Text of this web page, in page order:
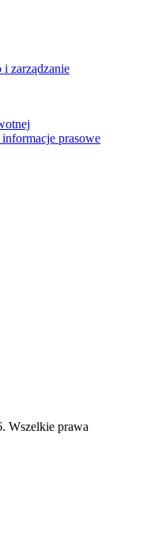
i zarządzanie
prasowe
Wszelkie prawa